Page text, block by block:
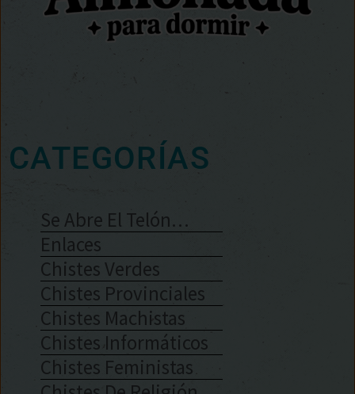
CATEGORÍAS
Se Abre El Telón…
Enlaces
Chistes Verdes
Chistes Provinciales
Chistes Machistas
Chistes Informáticos
Chistes Feministas